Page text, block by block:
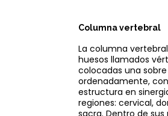
Columna vertebral
La columna
huesos llamados
colocadas una
ordenadamente,
estructura en
regiones: cervical,